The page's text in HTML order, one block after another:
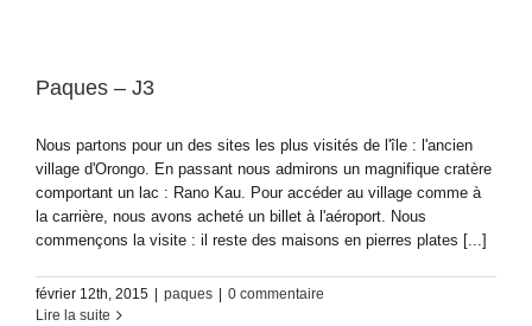
Paques – J3
Nous partons pour un des sites les plus visités de l'île : l'ancien
village d'Orongo. En passant nous admirons un magnifique cratère
comportant un lac : Rano Kau. Pour accéder au village comme à
la carrière, nous avons acheté un billet à l'aéroport. Nous
commençons la visite : il reste des maisons en pierres plates [...]
février 12th, 2015 paques
0 commentaire
Lire la suite